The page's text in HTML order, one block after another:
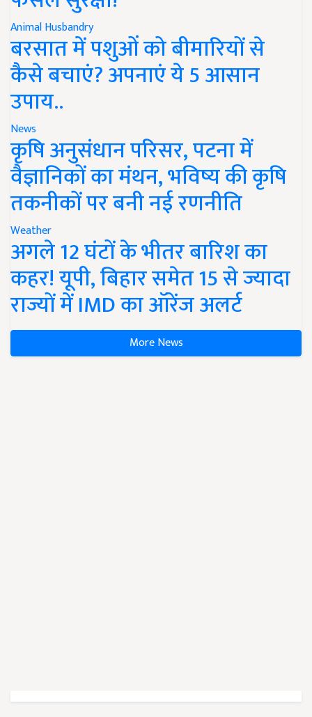
Animal Husbandry
बरसात में पशुओं को बीमारियों से
कैसे बचाएं? अपनाएं ये 5 आसान
उपाय..
News
कृषि अनुसंधान परिसर, पटना में
वैज्ञानिकों का मंथन, भविष्य की कृषि
तकनीकों पर बनी नई रणनीति
Weather
अगले 12 घंटों के भीतर बारिश का
कहर! यूपी, बिहार समेत 15 से ज्यादा
राज्यों में IMD का ऑरेंज अलर्ट
More News